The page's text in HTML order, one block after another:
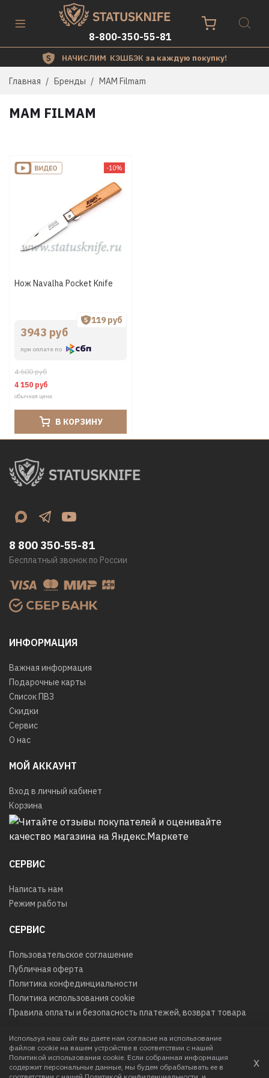
8-800-350-55-81
НАЧИСЛИМ КЭШБЭК за каждую покупку!
Главная Бренды MAM Filmam
MAM FILMAM
-10%
Нож Navalha Pocket Knife
3943 руб
при оплате по
119 руб
4 600 руб
4 150 руб
обычная цена
В КОРЗИНУ
ИНФОРМАЦИЯ
Важная информация
Подарочные карты
Список ПВЗ
Скидки
Сервис
О нас
МОЙ АККАУНТ
Вход в личный кабинет
Корзина
СЕРВИС
Написать нам
Режим работы
СЕРВИС
Пользовательское соглашение
Публичная оферта
Политика конфединциальности
Политика использования cookie
Правила оплаты и безопасность платежей, возврат товара
8 800 350-55-81
Бесплатный звонок по России
© 2026Любое использование контента без письменного
разрешения запрещено
Используя наш сайт вы даете нам согласие на использование
файлов cookie на вашем устройстве в соответствии с нашей
Политикой использования cookie. Если собранная информация
содержит персональные данные, мы будем обрабатывать ее в
х